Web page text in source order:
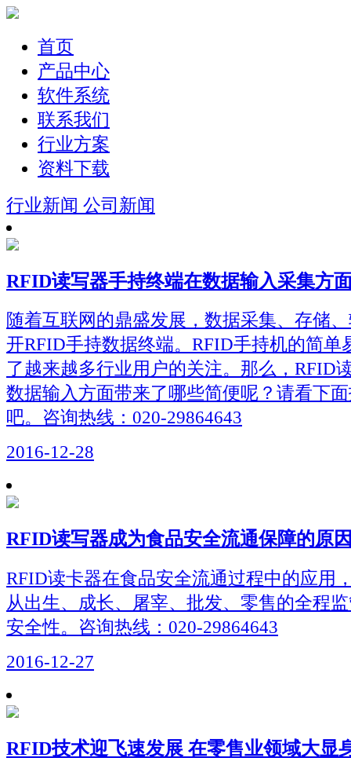
首页
产品中心
软件系统
联系我们
行业方案
资料下载
行业新闻 公司新闻
RFID读写器手持终端在数据输入采集方
随着互联网的鼎盛发展，数据采集、存储
开RFID手持数据终端。RFID手持机的简单
了越来越多行业用户的关注。那么，RFID
数据输入方面带来了哪些简便呢？请看下
吧。咨询热线：020-29864643
2016-12-28
RFID读写器成为食品安全流通保障的原
RFID读卡器在食品安全流通过程中的应用
从出生、成长、屠宰、批发、零售的全程
安全性。咨询热线：020-29864643
2016-12-27
RFID技术迎飞速发展 在零售业领域大显